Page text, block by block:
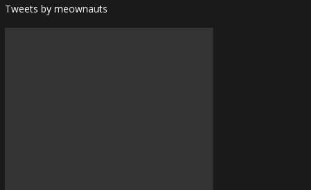
Tweets by meownauts